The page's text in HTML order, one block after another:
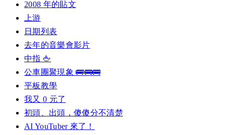
2008 年的貼文
上游
日期列表
去年的音樂會影片
中指 🖕
公車團聚現象 🚌🚌🚌
平板教學
我又 0 元了
初頭、出頭，傻傻分不清楚
AI YouTuber 來了！